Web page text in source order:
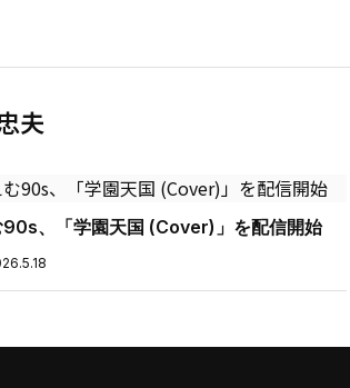
夫
90s、「学園天国 (Cover)」を配信開始